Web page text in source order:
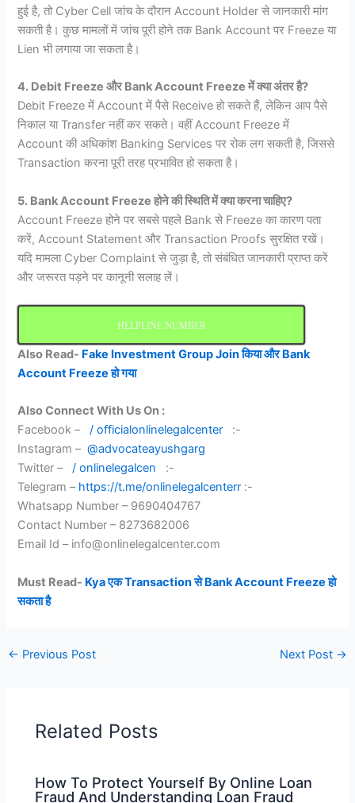
हुई है, तो Cyber Cell जांच के दौरान Account Holder से जानकारी मांग
सकती है। कुछ मामलों में जांच पूरी होने तक Bank Account पर Freeze या
Lien भी लगाया जा सकता है।
4. Debit Freeze और Bank Account Freeze में क्या अंतर है?
Debit Freeze में Account में पैसे Receive हो सकते हैं, लेकिन आप पैसे
निकाल या Transfer नहीं कर सकते। वहीं Account Freeze में
Account की अधिकांश Banking Services पर रोक लग सकती है, जिससे
Transaction करना पूरी तरह प्रभावित हो सकता है।
5. Bank Account Freeze होने की स्थिति में क्या करना चाहिए?
Account Freeze होने पर सबसे पहले Bank से Freeze का कारण पता
करें, Account Statement और Transaction Proofs सुरक्षित रखें।
यदि मामला Cyber Complaint से जुड़ा है, तो संबंधित जानकारी प्राप्त करें
और जरूरत पड़ने पर कानूनी सलाह लें।
HELPLINE NUMBER
Also Read- Fake Investment Group Join किया और Bank
Account Freeze हो गया
Also Connect With Us On :
Facebook –
/ officialonlinelegalcenter
:-
Instagram – @advocateayushgarg
Twitter –
/ onlinelegalcen
:-
Telegram – https://t.me/onlinelegalcenterr :-
Whatsapp Number – 9690404767
Contact Number – 8273682006
Email Id – info@onlinelegalcenter.com
Must Read- Kya एक Transaction से Bank Account Freeze हो
सकता है
← Previous Post Next Post →
Related Posts
How To Protect Yourself By Online Loan
Fraud And Understanding Loan Fraud